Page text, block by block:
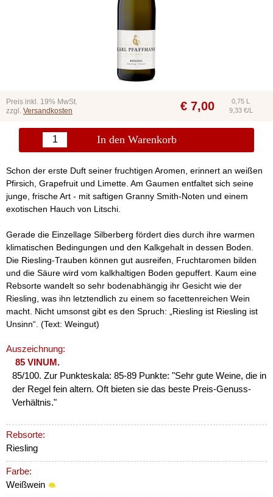
Preis inkl. 19% MwSt.
zzgl. Versandkosten € 7,00
0,75 L
9,33 €/L
In den Warenkorb
Schon der erste Duft seiner fruchtigen Aromen, erinnert an weißen
Pfirsich, Grapefruit und Limette. Am Gaumen entfaltet sich seine
junge, frische Art - mit saftigen Granny Smith-Noten und einem
exotischen Hauch von Litschi.
Gerade die Einzellage Silberberg fördert dies durch ihre warmen
klimatischen Bedingungen und den Kalkgehalt in dessen Boden.
Die Riesling-Trauben können gut ausreifen, Fruchtaromen bilden
und die Säure wird vom kalkhaltigen Boden gepuffert. Kaum eine
Rebsorte wandelt so sehr bodenabhängig ihr Gesicht wie der
Riesling, was ihn letztendlich zu einem so facettenreichen Wein
macht. Nicht umsonst gibt es den Spruch: „Riesling ist Riesling ist
Unsinn“. (Text: Weingut)
Auszeichnung:
85 VINUM.
85/100. Zur Punkteskala: 85-89 Punkte: "Sehr gute Weine, die in
der Regel fein altern. Oft bieten sie das beste Preis-Genuss-
Verhältnis."
Rebsorte:
Riesling
Farbe:
Weißwein